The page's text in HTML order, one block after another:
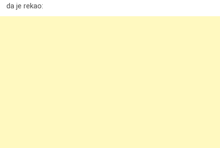
da je rekao: